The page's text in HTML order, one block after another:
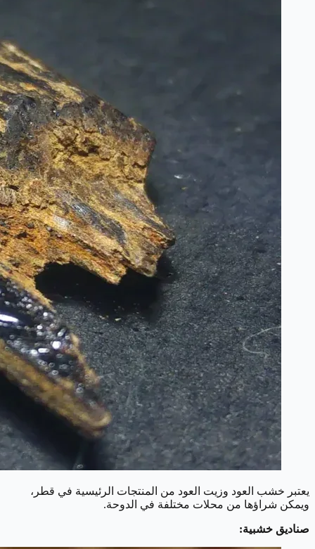
يعتبر خشب العود وزيت العود من المنتجات الرئيسية في قطر،
ويمكن شراؤها من محلات مختلفة في الدوحة.
صناديق خشبية: